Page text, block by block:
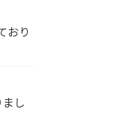
おり
し